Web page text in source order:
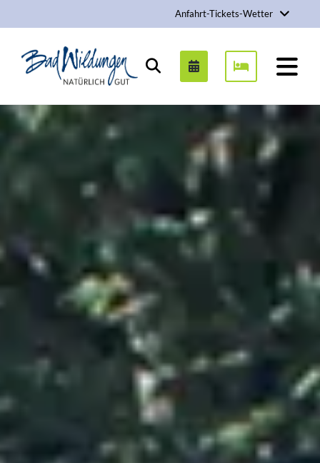
Anfahrt-Tickets-Wetter
Stadt Bad Wildungen
Suchen